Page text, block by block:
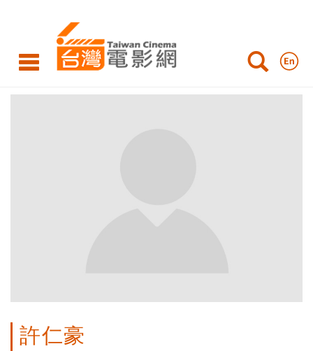
許仁豪